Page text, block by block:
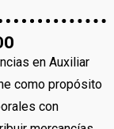
en Auxiliar
como propósito
con